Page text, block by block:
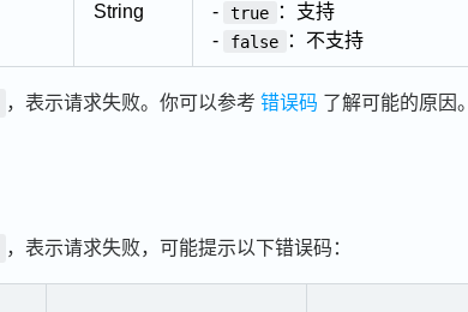
String
-
true
：支持
-
false ：不支持
，表示请求失败。你可以参考 错误码 了解可能的原因。
，表示请求失败，可能提示以下错误码：